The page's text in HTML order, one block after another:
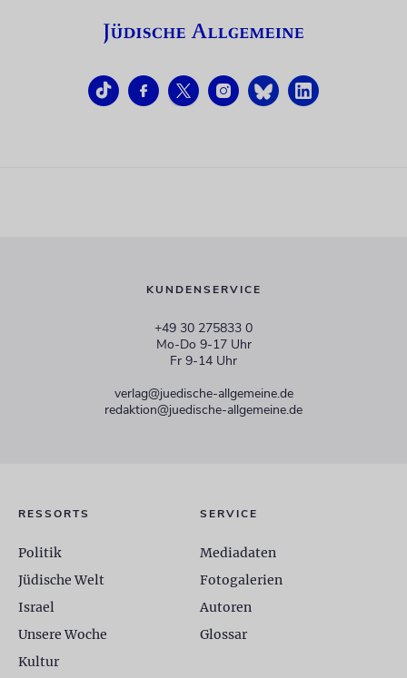
KUNDENSERVICE
+49 30 275833 0
Mo-Do 9-17 Uhr
Fr 9-14 Uhr
verlag@juedische-allgemeine.de
redaktion@juedische-allgemeine.de
RESSORTS
Politik
Jüdische Welt
Israel
Unsere Woche
Kultur
SERVICE
Mediadaten
Fotogalerien
Autoren
Glossar